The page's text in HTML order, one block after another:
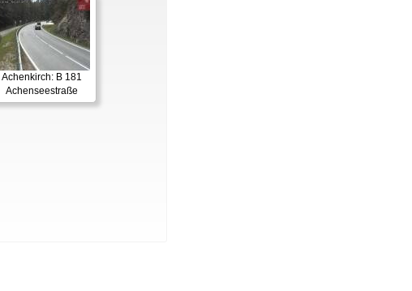
Achenkirch: B 181
Achenseestraße